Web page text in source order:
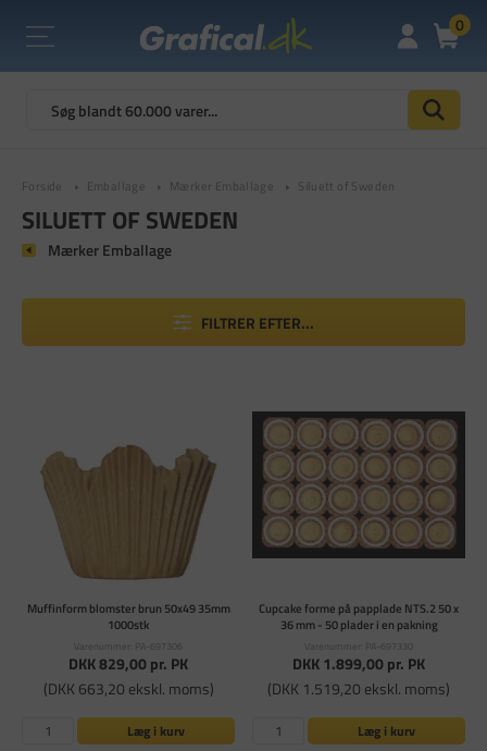
0
Forside Emballage Mærker Emballage Siluett of Sweden
SILUETT OF SWEDEN
Mærker Emballage
FILTRER EFTER...
Muffinform blomster brun 50x49 35mm
1000stk
Varenummer: PA-697306
DKK 829,00pr. PK
(DKK 663,20 ekskl. moms)
Læg i kurv
Cupcake forme på papplade NTS.2 50 x
36 mm - 50 plader i en pakning
Varenummer: PA-697330
DKK 1.899,00pr. PK
(DKK 1.519,20 ekskl. moms)
Læg i kurv